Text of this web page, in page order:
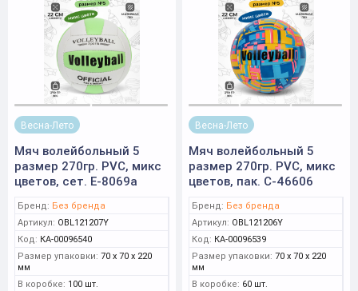
Весна-Лето
Мяч волейбольный 5
размер 270гр. PVC, микс
цветов, сет. Е-8069а
Бренд: Без бренда
Артикул: OBL121207Y
Код: КА-00096540
Размер упаковки: 70 x 70 x 220
мм
В коробке: 100 шт.
Весна-Лето
Мяч волейбольный 5
размер 270гр. PVC, микс
цветов, пак. C-46606
Бренд: Без бренда
Артикул: OBL121206Y
Код: КА-00096539
Размер упаковки: 70 x 70 x 220
мм
В коробке: 60 шт.